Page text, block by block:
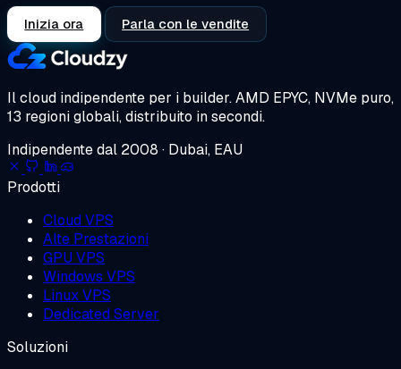
Inizia ora Parla con le vendite
Il cloud indipendente per i builder.AMD EPYC, NVMe puro,
13 regioni globali, distribuito in secondi.
Indipendente dal 2008 · Dubai, EAU
Prodotti
Cloud VPS
Alte Prestazioni
GPU VPS
Windows VPS
Linux VPS
Dedicated Server
Soluzioni